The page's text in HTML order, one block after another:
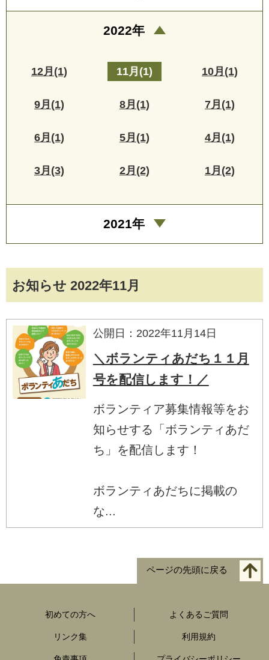
お知らせ 2022年11月
公開日：2022年11月14日
＼ボランティあだち１１月
号を配信します！／
ボランティア募集情報等をお
知らせする「ボランティあだ
ち」を配信します！
ボランティあだちに掲載の
な...
2022年
12月(1) 11月(1) 10月(1)
9月(1) 8月(1) 7月(1)
6月(1) 5月(1) 4月(1)
3月(3) 2月(2) 1月(2)
2021年
ページの先頭に戻る
初めての方へ よくあるご質問
リンク集 利用規約